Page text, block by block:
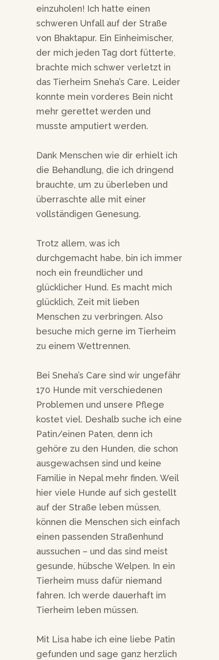
einzuholen! Ich hatte einen
schweren Unfall auf der Straße
von Bhaktapur. Ein Einheimischer,
der mich jeden Tag dort fütterte,
brachte mich schwer verletzt in
das Tierheim Sneha’s Care. Leider
konnte mein vorderes Bein nicht
mehr gerettet werden und
musste amputiert werden.
Dank Menschen wie dir erhielt ich
die Behandlung, die ich dringend
brauchte, um zu überleben und
überraschte alle mit einer
vollständigen Genesung.
Trotz allem, was ich
durchgemacht habe, bin ich immer
noch ein freundlicher und
glücklicher Hund. Es macht mich
glücklich, Zeit mit lieben
Menschen zu verbringen. Also
besuche mich gerne im Tierheim
zu einem Wettrennen.
Bei Sneha’s Care sind wir ungefähr
170 Hunde mit verschiedenen
Problemen und unsere Pflege
kostet viel. Deshalb suche ich eine
Patin/einen Paten, denn ich
gehöre zu den Hunden, die schon
ausgewachsen sind und keine
Familie in Nepal mehr finden. Weil
hier viele Hunde auf sich gestellt
auf der Straße leben müssen,
können die Menschen sich einfach
einen passenden Straßenhund
aussuchen – und das sind meist
gesunde, hübsche Welpen. In ein
Tierheim muss dafür niemand
fahren. Ich werde dauerhaft im
Tierheim leben müssen.
Mit Lisa habe ich eine liebe Patin
gefunden und sage ganz herzlich